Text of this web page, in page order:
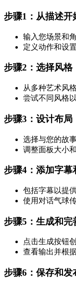
步骤1：从描述开
输入您场景和
定义动作和设
步骤2：选择风格
从多种艺术风
尝试不同风格
步骤3：设计布局
选择与您的故
调整面板大小
步骤4：添加字幕
包括字幕以提
使用对话气球
步骤5：生成和完
点击生成按钮
查看输出并根
步骤6：保存和发